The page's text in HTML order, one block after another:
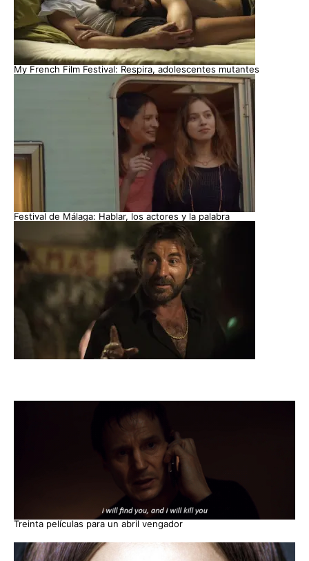
My French Film Festival: Respira, adolescentes mutantes
Festival de Málaga: Hablar, los actores y la palabra
Treinta películas para un abril vengador